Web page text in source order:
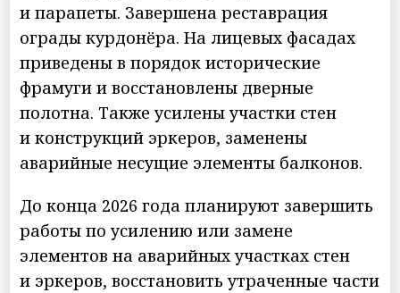
и парапеты. Завершена реставрация
ограды курдонёра. На лицевых фасадах
приведены в порядок исторические
фрамуги и восстановлены дверные
полотна. Также усилены участки стен
и конструкций эркеров, заменены
аварийные несущие элементы балконов.
До конца 2026 года планируют завершить
работы по усилению или замене
элементов на аварийных участках стен
и эркеров, восстановить утраченные части